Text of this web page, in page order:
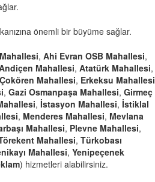
önemli bir büyüme sağlar.
, Ahi Evran OSB Mahallesi,
Mahallesi, Atatürk Mahallesi,
Çokören Mahallesi, Erkeksu Mahallesi
, Gazi Osmanpaşa Mahallesi, Girmeç
, İstasyon Mahallesi, İstiklal
, Menderes Mahallesi, Mevlana
Mahallesi, Plevne Mahallesi,
Mahallesi, Türkobası
Mahallesi, Yenipeçenek
) hizmetleri alabilirsiniz.